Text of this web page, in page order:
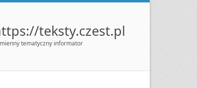
teksty.czest.pl
tematyczny informator